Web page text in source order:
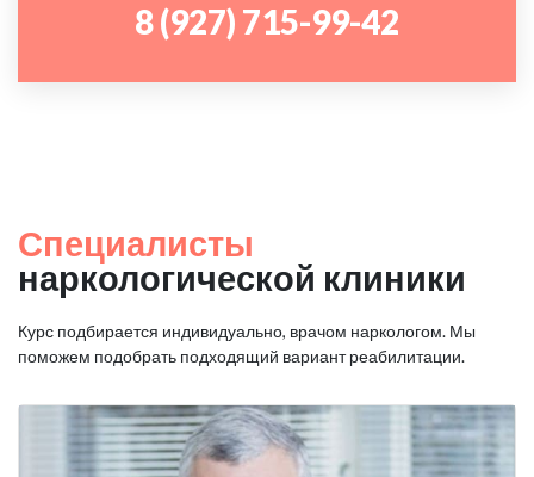
8 (927) 715-99-42
Специалисты
наркологической клиники
Курс подбирается индивидуально, врачом наркологом. Мы
поможем подобрать подходящий вариант реабилитации.